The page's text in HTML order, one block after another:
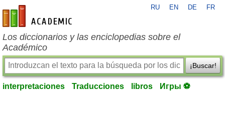
es-academic.com
RU EN DE FR
Los diccionarios y las enciclopedias sobre el
Académico
¡Buscar!
interpretaciones Traducciones libros Игры ⚽